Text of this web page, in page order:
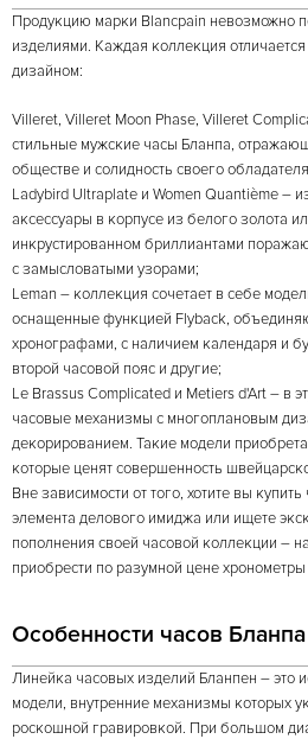
Продукцию марки Blancpain невозможно
изделиями. Каждая коллекция
дизайном:
Villeret, Villeret Moon Phase, Villeret
стильные мужские часы Бланпа,
обществе и солидность своего
Ladybird Ultraplate и Women Quantième –
аксессуары в корпусе из белого золота
инкрустированном бриллиантами
с замысловатыми узорами;
Leman – коллекция сочетает в себе
оснащенные функцией Flyback,
хронографами, с наличием календаря и
второй часовой пояс и другие;
Le Brassus Complicated и Metiers d'Art – в
часовые механизмы с многоплановым
декорированием. Такие модели
которые ценят совершенность
Вне зависимости от того, хотите вы
элемента делового имиджа или ищете
пополнения своей часовой коллекции –
приобрести по разумной цене
Особенности часов Бланпа
Линейка часовых изделий Бланпен – это
модели, внутренние механизмы которых
роскошной гравировкой. При большом